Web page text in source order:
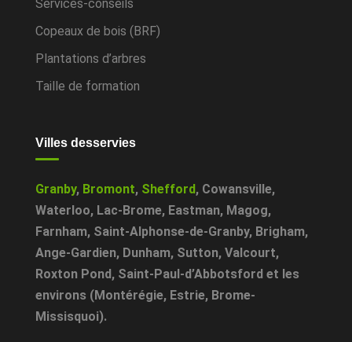
Services-conseils
Copeaux de bois (BRF)
Plantations d’arbres
Taille de formation
Villes desservies
Granby, Bromont, Shefford, Cowansville,
Waterloo, Lac-Brome, Eastman, Magog,
Farnham, Saint-Alphonse-de-Granby, Brigham,
Ange-Gardien, Dunham, Sutton, Valcourt,
Roxton Pond , Saint-Paul-d’Abbotsford et les
environs (Montérégie, Estrie, Brome-
Missisquoi).